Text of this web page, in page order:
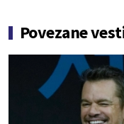
Povezane